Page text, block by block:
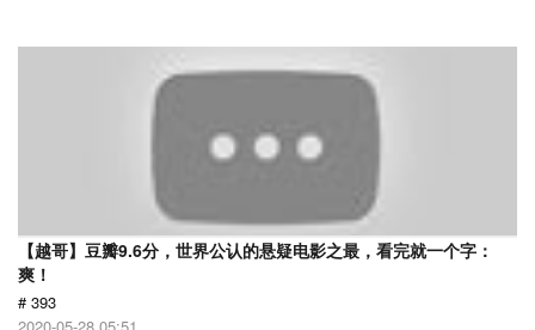
【越哥】豆瓣9.6分，世界公认的悬疑电影之最，看完就一个字：
爽！
# 393